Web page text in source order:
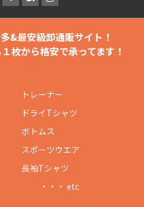
&最安級卸通販サイト！
１枚から格安で承ってます！
トレーナー
ドライTシャツ
ボトムス
スポーツウエア
長袖Tシャツ
・・・ etc